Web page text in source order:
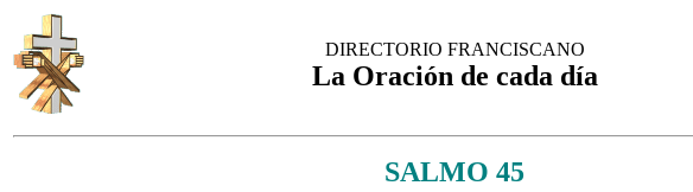
DIRECTORIO FRANCISCANO
La Oración de cada día
SALMO 45